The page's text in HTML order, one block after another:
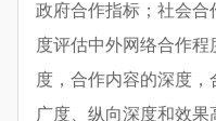
政府合作指标；社会合
度评估中外网络合作
度，合作内容的深度
广度、纵向深度和效